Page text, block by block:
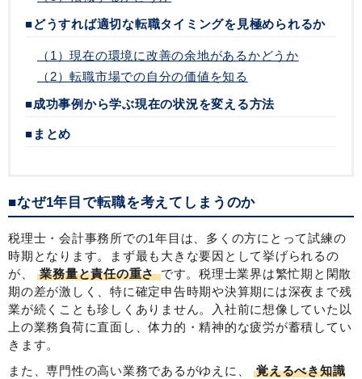
■どうすれば適切な転職タイミングを見極められるか
（1）現在の環境に改善の余地があるかどうか
（2）転職市場での自分の価値を知る
■成功事例から学ぶ現在の状況を変える方法
■まとめ
■なぜ1年目で転職を考えてしまうのか
税理士・会計事務所での1年目は、多くの方にとって試練の
時期となります。まず最も大きな要因として挙げられるの
が、業務量と責任の重さです。税理士業界は繁忙期と閑散
期の差が激しく、特に確定申告時期や決算期には深夜まで残
業が続くことも珍しくありません。入社前に想像していた以
上の業務負荷に直面し、体力的・精神的な疲労が蓄積してい
きます。
また、専門性の高い業務であるがゆえに、
覚えるべき知識